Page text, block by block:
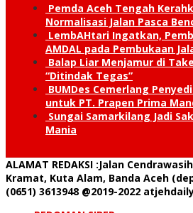
Pemda Aceh Tengah
Normalisasi Jalan Pasca
LembAHtari Ingatkan,
AMDAL pada Pembukaan
Balap Liar Menjamur di
“Ditindak Tegas”
BUMDes Cemerlang
untuk PT. Prapen Prima
Sungai Samarkilang Jadi
Mania
ALAMAT REDAKSI :Jalan
Kramat, Kuta Alam, Banda Aceh
(0651) 3613948 @2019-2022